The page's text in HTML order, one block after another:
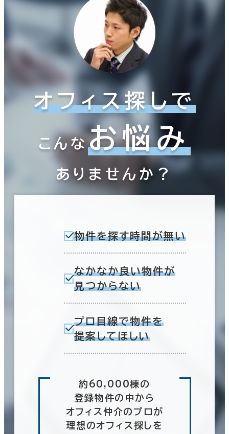
オフィス探しで
こんなお悩み
ありませんか？
物件を探す時間が無い
なかなか良い物件が
見つからない
プロ目線で物件を
提案してほしい
約60,000棟の
登録物件の中から
オフィス仲介のプロが
理想のオフィス探しを